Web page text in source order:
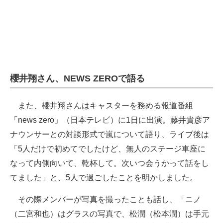
櫻井翔さん、NEWS ZEROで語る
また、櫻井翔さんはキャスターを務める報道番組
「news zero」（日本テレビ）に1日に出演。藤井貴彦ア
ナウンサーとの対談形式で嵐について語り、ライブ後は
「5人だけで初めてでしたけど、無人のステージ車座に
なって内側向いて、乾杯して。次いつ会うかって話をし
てました」と、5人で過ごしたことを明かしました。
その際メンバーが写真を撮ったことも話し、「ニノ
（二宮和也）はグラスの写真で、松潤（松本潤）は手元